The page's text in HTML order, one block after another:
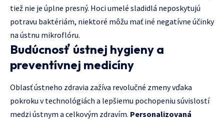
tiež nie je úplne presný. Hoci umelé sladidlá neposkytujú
potravu baktériám, niektoré môžu mať iné negatívne účinky
na ústnu mikroflóru.
Budúcnosť ústnej hygieny a
preventívnej medicíny
Oblasť ústneho zdravia zažíva revolučné zmeny vďaka
pokroku v technológiách a lepšiemu pochopeniu súvislostí
medzi ústnym a celkovým zdravím. Personalizovaná